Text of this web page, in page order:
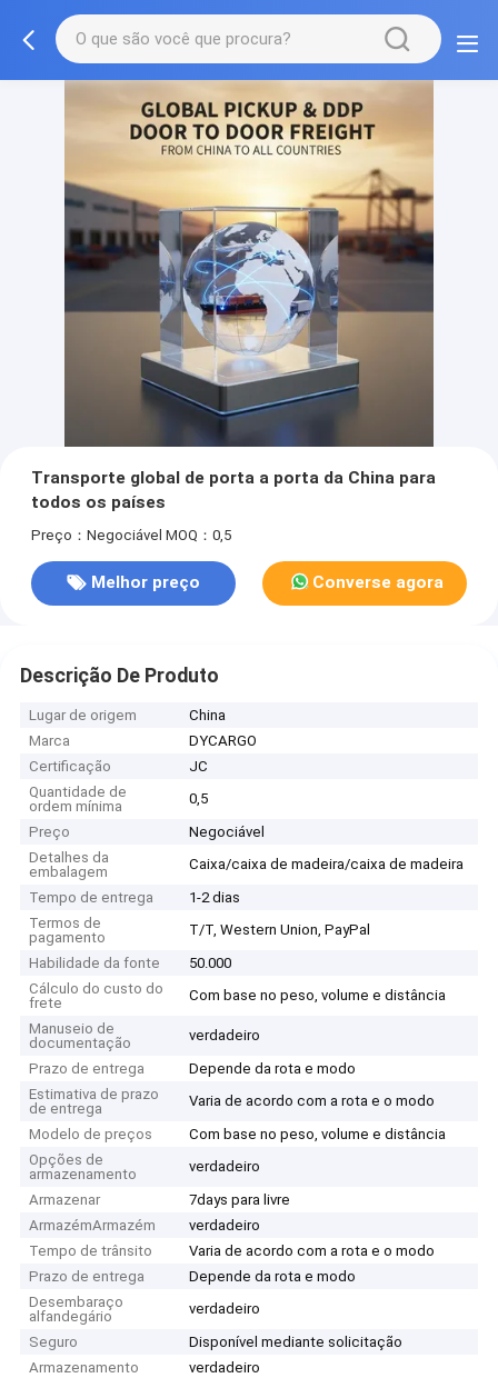
Transporte global de porta a porta da China para
todos os países
Preço：Negociável MOQ：0,5
Melhor preço Converse agora
Descrição De Produto
Lugar de origem
China
Marca
DYCARGO
Certificação
JC
Quantidade de
ordem mínima
0,5
Preço
Negociável
Detalhes da
embalagem
Caixa/caixa de madeira/caixa de madeira
Tempo de entrega
1-2 dias
Termos de
pagamento
T/T, Western Union, PayPal
Habilidade da fonte
50.000
Cálculo do custo do
frete
Com base no peso, volume e distância
Manuseio de
documentação
verdadeiro
Prazo de entrega
Depende da rota e modo
Estimativa de prazo
de entrega
Varia de acordo com a rota e o modo
Modelo de preços
Com base no peso, volume e distância
Opções de
armazenamento
verdadeiro
Armazenar
7days para livre
ArmazémArmazém
verdadeiro
Tempo de trânsito
Varia de acordo com a rota e o modo
Prazo de entrega
Depende da rota e modo
Desembaraço
alfandegário
verdadeiro
Seguro
Disponível mediante solicitação
Armazenamento
verdadeiro